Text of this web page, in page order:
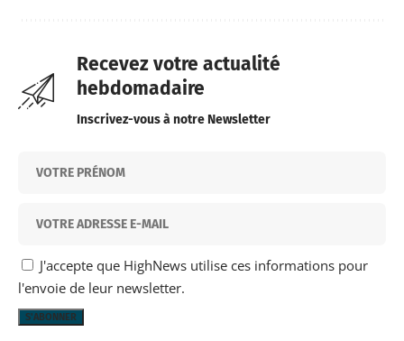
Recevez votre actualité
hebdomadaire
Inscrivez-vous à notre Newsletter
J'accepte que HighNews utilise ces informations pour
l'envoie de leur newsletter.